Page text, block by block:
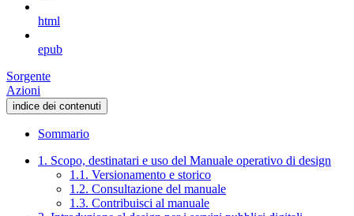
html
epub
Sorgente
Azioni
indice dei contenuti
Sommario
1. Scopo, destinatari e uso del Manuale operativo di design
1.1. Versionamento e storico
1.2. Consultazione del manuale
1.3. Contribuisci al manuale